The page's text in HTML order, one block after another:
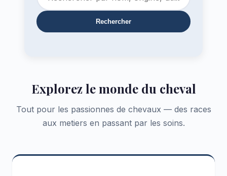
Rechercher
Explorez le monde du cheval
Tout pour les passionnes de chevaux — des races
aux metiers en passant par les soins.